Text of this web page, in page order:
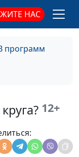
НАС
программ
12+
#117
#116